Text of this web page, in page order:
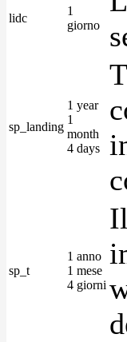
lidc
1
giorno
sp_landing
1 year
1
month
4 days
sp_t
1 anno
1 mese
4 giorni